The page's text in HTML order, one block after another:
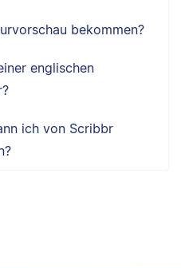
bekommen?
englischen
ich von Scribbr